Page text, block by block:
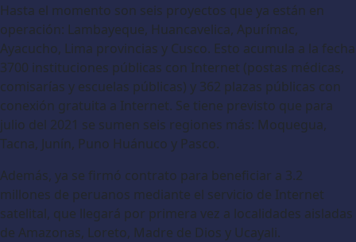
Hasta el momento son seis proyectos que ya están en
operación: Lambayeque, Huancavelica, Apurímac,
Ayacucho, Lima provincias y Cusco. Esto acumula a la fecha
3700 instituciones públicas con Internet (postas médicas,
comisarías y escuelas públicas) y 362 plazas públicas con
conexión gratuita a Internet. Se tiene previsto que para
julio del 2021 se sumen seis regiones más: Moquegua,
Tacna, Junín, Puno Huánuco y Pasco.
Además, ya se firmó contrato para beneficiar a 3.2
millones de peruanos mediante el servicio de Internet
satelital, que llegará por primera vez a localidades aisladas
de Amazonas, Loreto, Madre de Dios y Ucayali.